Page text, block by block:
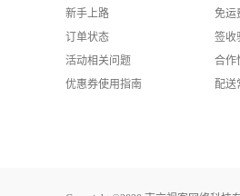
新手上路
订单状态
活动相关问题
优惠券使用指南
免运
签收
合作
配送